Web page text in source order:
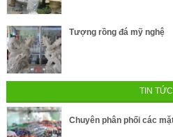
Tượng rồng đá mỹ nghệ
TIN TỨC
Chuyên phân phối các